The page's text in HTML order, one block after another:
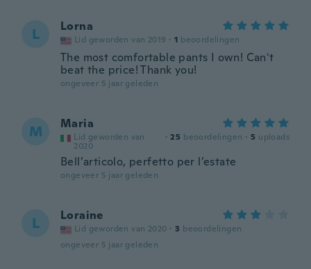
L Lorna
Lid geworden van 2019 · 1 beoordelingen
The most comfortable pants I own! Canʻt
beat the price! Thank you!
ongeveer 5 jaar geleden
M Maria
Lid geworden van
2020
· 25 beoordelingen · 5 uploads
Bell’articolo, perfetto per l’estate
ongeveer 5 jaar geleden
L Loraine
Lid geworden van 2020 · 3 beoordelingen
ongeveer 5 jaar geleden